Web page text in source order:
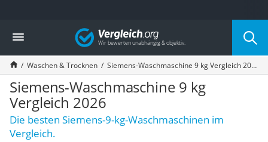
Die beliebtesten Vergleiche nach Kategorie
Haushalt
Wassersprudler
Zentralstaubsauger
Brotbackautomat
Wischroboter
Wäschespinne
Industriestaubsauger
Spülmaschinentabs
Vergleich
Waschen & Trocknen Siemens-Waschmaschine 9 kg Vergleich 2026
Siemens-Waschmaschine 9 kg
Vergleich 2026
Die besten Siemens-9-kg-Waschmaschinen im
Vergleich.